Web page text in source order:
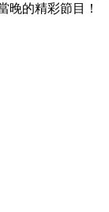
晚的精彩節目！